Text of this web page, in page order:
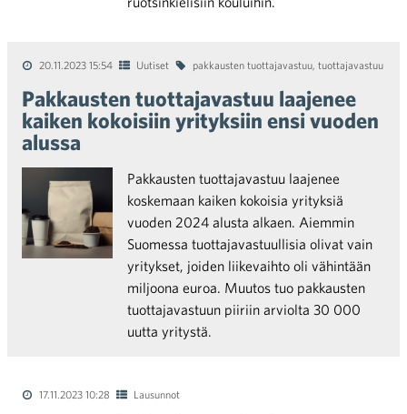
20.11.2023 15:54 Uutiset pakkausten tuottajavastuu, tuottajavastuu
Pakkausten tuottajavastuu laajenee
kaiken kokoisiin yrityksiin ensi vuoden
alussa
Pakkausten tuottajavastuu laajenee
koskemaan kaiken kokoisia yrityksiä
vuoden 2024 alusta alkaen. Aiemmin
Suomessa tuottajavastuullisia olivat vain
yritykset, joiden liikevaihto oli vähintään
miljoona euroa. Muutos tuo pakkausten
tuottajavastuun piiriin arviolta 30 000
uutta yritystä.
17.11.2023 10:28 Lausunnot